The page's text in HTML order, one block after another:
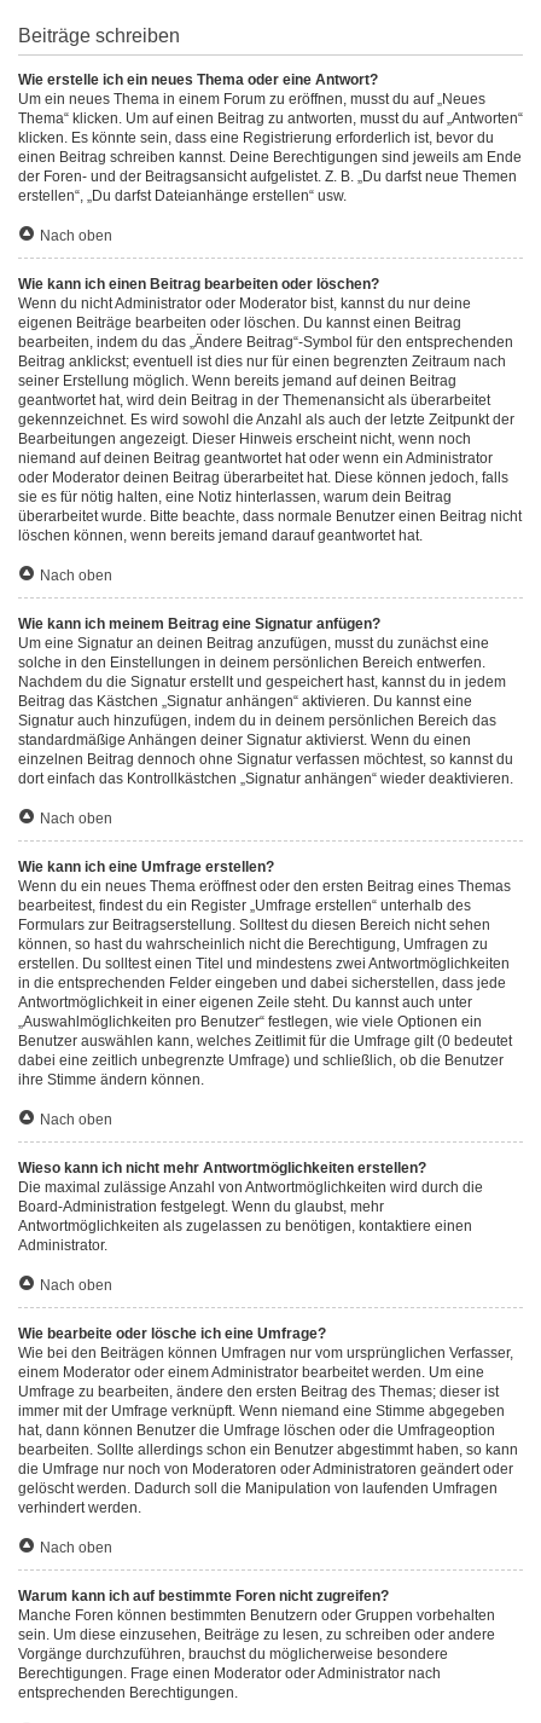
Beiträge schreiben
Wie erstelle ich ein neues Thema oder eine Antwort?
Um ein neues Thema in einem Forum zu eröffnen, musst du auf „Neues
Thema“ klicken. Um auf einen Beitrag zu antworten, musst du auf „Antworten“
klicken. Es könnte sein, dass eine Registrierung erforderlich ist, bevor du
einen Beitrag schreiben kannst. Deine Berechtigungen sind jeweils am Ende
der Foren- und der Beitragsansicht aufgelistet. Z. B. „Du darfst neue Themen
erstellen“, „Du darfst Dateianhänge erstellen“ usw.
Nach oben
Wie kann ich einen Beitrag bearbeiten oder löschen?
Wenn du nicht Administrator oder Moderator bist, kannst du nur deine
eigenen Beiträge bearbeiten oder löschen. Du kannst einen Beitrag
bearbeiten, indem du das „Ändere Beitrag“-Symbol für den entsprechenden
Beitrag anklickst; eventuell ist dies nur für einen begrenzten Zeitraum nach
seiner Erstellung möglich. Wenn bereits jemand auf deinen Beitrag
geantwortet hat, wird dein Beitrag in der Themenansicht als überarbeitet
gekennzeichnet. Es wird sowohl die Anzahl als auch der letzte Zeitpunkt der
Bearbeitungen angezeigt. Dieser Hinweis erscheint nicht, wenn noch
niemand auf deinen Beitrag geantwortet hat oder wenn ein Administrator
oder Moderator deinen Beitrag überarbeitet hat. Diese können jedoch, falls
sie es für nötig halten, eine Notiz hinterlassen, warum dein Beitrag
überarbeitet wurde. Bitte beachte, dass normale Benutzer einen Beitrag nicht
löschen können, wenn bereits jemand darauf geantwortet hat.
Nach oben
Wie kann ich meinem Beitrag eine Signatur anfügen?
Um eine Signatur an deinen Beitrag anzufügen, musst du zunächst eine
solche in den Einstellungen in deinem persönlichen Bereich entwerfen.
Nachdem du die Signatur erstellt und gespeichert hast, kannst du in jedem
Beitrag das Kästchen „Signatur anhängen“ aktivieren. Du kannst eine
Signatur auch hinzufügen, indem du in deinem persönlichen Bereich das
standardmäßige Anhängen deiner Signatur aktivierst. Wenn du einen
einzelnen Beitrag dennoch ohne Signatur verfassen möchtest, so kannst du
dort einfach das Kontrollkästchen „Signatur anhängen“ wieder deaktivieren.
Nach oben
Wie kann ich eine Umfrage erstellen?
Wenn du ein neues Thema eröffnest oder den ersten Beitrag eines Themas
bearbeitest, findest du ein Register „Umfrage erstellen“ unterhalb des
Formulars zur Beitragserstellung. Solltest du diesen Bereich nicht sehen
können, so hast du wahrscheinlich nicht die Berechtigung, Umfragen zu
erstellen. Du solltest einen Titel und mindestens zwei Antwortmöglichkeiten
in die entsprechenden Felder eingeben und dabei sicherstellen, dass jede
Antwortmöglichkeit in einer eigenen Zeile steht. Du kannst auch unter
„Auswahlmöglichkeiten pro Benutzer“ festlegen, wie viele Optionen ein
Benutzer auswählen kann, welches Zeitlimit für die Umfrage gilt (0 bedeutet
dabei eine zeitlich unbegrenzte Umfrage) und schließlich, ob die Benutzer
ihre Stimme ändern können.
Nach oben
Wieso kann ich nicht mehr Antwortmöglichkeiten erstellen?
Die maximal zulässige Anzahl von Antwortmöglichkeiten wird durch die
Board-Administration festgelegt. Wenn du glaubst, mehr
Antwortmöglichkeiten als zugelassen zu benötigen, kontaktiere einen
Administrator.
Nach oben
Wie bearbeite oder lösche ich eine Umfrage?
Wie bei den Beiträgen können Umfragen nur vom ursprünglichen Verfasser,
einem Moderator oder einem Administrator bearbeitet werden. Um eine
Umfrage zu bearbeiten, ändere den ersten Beitrag des Themas; dieser ist
immer mit der Umfrage verknüpft. Wenn niemand eine Stimme abgegeben
hat, dann können Benutzer die Umfrage löschen oder die Umfrageoption
bearbeiten. Sollte allerdings schon ein Benutzer abgestimmt haben, so kann
die Umfrage nur noch von Moderatoren oder Administratoren geändert oder
gelöscht werden. Dadurch soll die Manipulation von laufenden Umfragen
verhindert werden.
Nach oben
Warum kann ich auf bestimmte Foren nicht zugreifen?
Manche Foren können bestimmten Benutzern oder Gruppen vorbehalten
sein. Um diese einzusehen, Beiträge zu lesen, zu schreiben oder andere
Vorgänge durchzuführen, brauchst du möglicherweise besondere
Berechtigungen. Frage einen Moderator oder Administrator nach
entsprechenden Berechtigungen.